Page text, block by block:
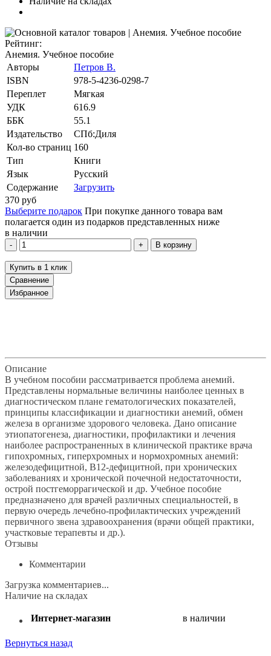
Рейтинг:
Анемия. Учебное пособие
Авторы
Петров В.
ISBN
978-5-4236-0298-7
Переплет
Мягкая
УДК
616.9
ББК
55.1
Издательство
СПб:Диля
Кол-во страниц 160
Тип
Книги
Язык
Русский
Содержание
Загрузить
370 руб
Выберите подарок При покупке данного товара вам
полагается один из подарков представленных ниже
в наличии
В корзину
Купить в 1 клик
Сравнение
Избранное
Описание
В учебном пособии рассматривается проблема анемий.
Представлены нормальные величины наиболее ценных в
диагностическом плане гематологических показателей,
принципы классификации и диагностики анемий, обмен
железа в организме здорового человека. Дано описание
этиопатогенеза, диагностики, профилактики и лечения
наиболее распространенных в клинической практике врача
гипохромных, гиперхромных и нормохромных анемий:
железодефицитной, В12-дефицитной, при хронических
заболеваниях и хронической почечной недостаточности,
острой постгеморрагической и др. Учебное пособие
предназначено для врачей различных специальностей, в
первую очередь лечебно-профилактических учреждений
первичного звена здравоохранения (врачи общей практики,
участковые терапевты и др.).
Отзывы
Комментарии
Загрузка комментариев...
Наличие на складах
Интернет-магазин в наличии
Вернуться назад